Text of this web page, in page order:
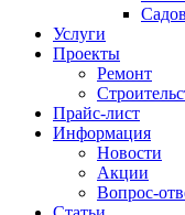
Услуги
Проекты
Ремонт
Прайс-лист
Информация
Новости
Акции
Вопрос-